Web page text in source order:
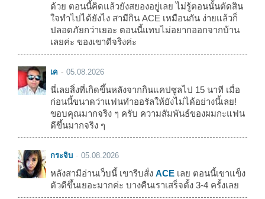
ด้วย ตอนนี้คิดแล้วยังสยองอยู่เลย ไม่รู้ตอนนั้นตัดสิน
ใจทำไปได้ยังไง สามีกิน ACE เหมือนกัน ง่ายแล้วก็
ปลอดภัยกว่าเยอะ ตอนนี้แทบไม่อยากออกจากบ้าน
เลยค่ะ ของเขาดีจริงค่ะ
เค 05.08.2026
นี่เลยสิ่งที่เกิดขึ้นหลังจากกินแคปซูลไป 15 นาที เมื่อ
ก่อนนี้ขนาดว่าแฟนทำออรัลให้ยังไม่ได้อย่างนี้เลย!
ขอบคุณมากจริง ๆ ครับ ความสัมพันธ์ของผมกะแฟน
ดีขึ้นมากจริง ๆ
กระจิบ 05.08.2026
หลังสามีอ่านเว็บนี้ เขารีบสั่ง ACE เลย ตอนนี้เขาแข็ง
ตัวดีขึ้นเยอะมากค่ะ บางคืนเราเสร็จตั้ง 3-4 ครั้งเลย